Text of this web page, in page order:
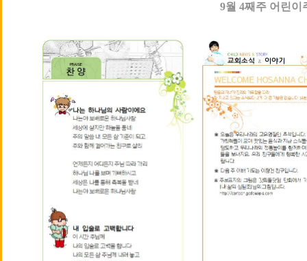
9월 4째주 어린이